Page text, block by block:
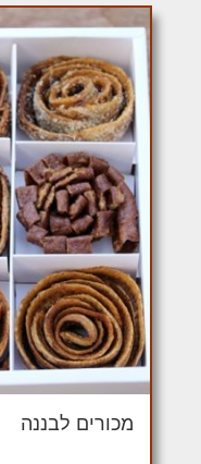
מכורים לבננה